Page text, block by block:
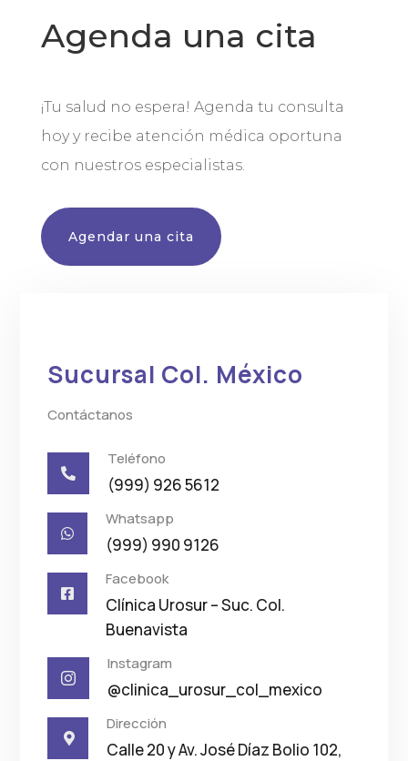
Agenda una cita
¡Tu salud no espera! Agenda tu consulta
hoy y recibe atención médica oportuna
con nuestros especialistas.
Agendar una cita
Sucursal Col. México
Contáctanos

Teléfono
(999) 926 5612

Whatsapp
(999) 990 9126

Facebook
Clínica Urosur – Suc. Col.
Buenavista

Instagram
@clinica_urosur_col_mexico

Dirección
Calle 20 y Av. José Díaz Bolio 102,